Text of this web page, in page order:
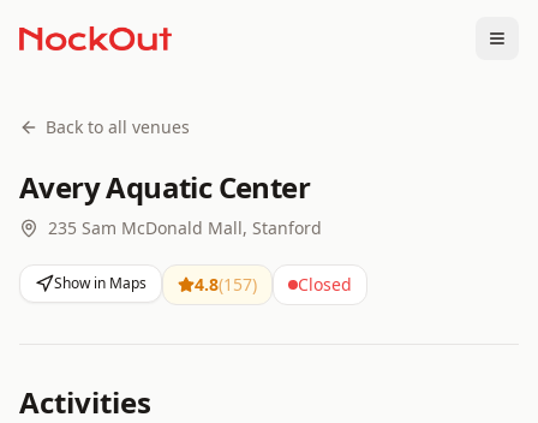
Back to all venues
Avery Aquatic Center
235 Sam McDonald Mall, Stanford
Show in Maps 4.8(157) Closed
Activities